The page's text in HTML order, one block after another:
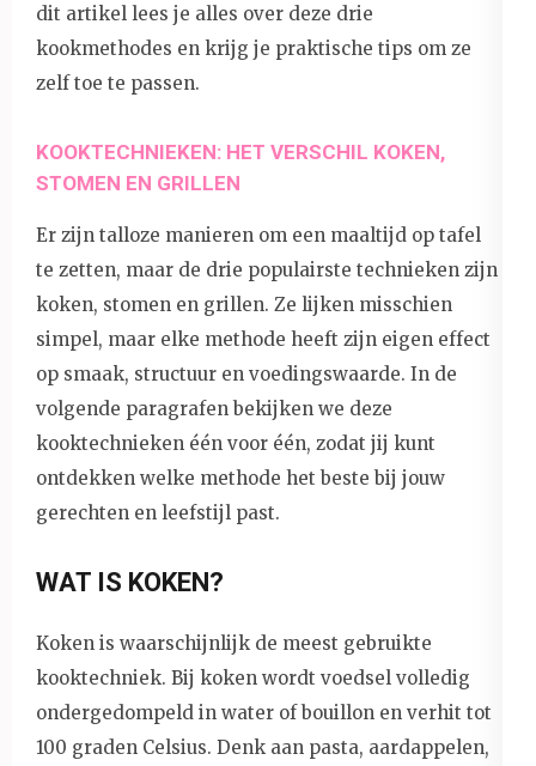
dit artikel lees je alles over deze drie
kookmethodes en krijg je praktische tips om ze
zelf toe te passen.
KOOKTECHNIEKEN: HET VERSCHIL KOKEN,
STOMEN EN GRILLEN
Er zijn talloze manieren om een maaltijd op tafel
te zetten, maar de drie populairste technieken zijn
koken, stomen en grillen. Ze lijken misschien
simpel, maar elke methode heeft zijn eigen effect
op smaak, structuur en voedingswaarde. In de
volgende paragrafen bekijken we deze
kooktechnieken één voor één, zodat jij kunt
ontdekken welke methode het beste bij jouw
gerechten en leefstijl past.
WAT IS KOKEN?
Koken is waarschijnlijk de meest gebruikte
kooktechniek. Bij koken wordt voedsel volledig
ondergedompeld in water of bouillon en verhit tot
100 graden Celsius. Denk aan pasta, aardappelen,